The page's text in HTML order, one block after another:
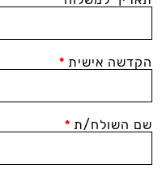
הקדשה אישית *
שם השולח/ת *